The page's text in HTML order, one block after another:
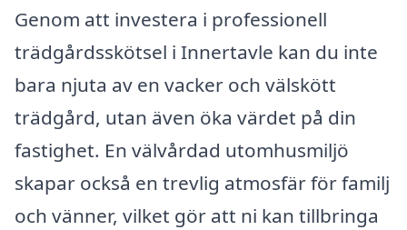
Genom att investera i professionell
trädgårdsskötsel i Innertavle kan du inte
bara njuta av en vacker och välskött
trädgård, utan även öka värdet på din
fastighet. En välvårdad utomhusmiljö
skapar också en trevlig atmosfär för familj
och vänner, vilket gör att ni kan tillbringa